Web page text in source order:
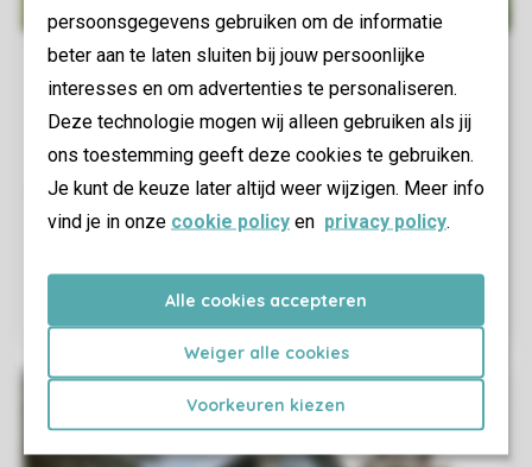
persoonsgegevens gebruiken om de informatie
beter aan te laten sluiten bij jouw persoonlijke
interesses en om advertenties te personaliseren.
Deze technologie mogen wij alleen gebruiken als jij
ons toestemming geeft deze cookies te gebruiken.
Je kunt de keuze later altijd weer wijzigen. Meer info
vind je in onze cookie policy en privacy policy.
Alle cookies accepteren
Weiger alle cookies
Voorkeuren kiezen